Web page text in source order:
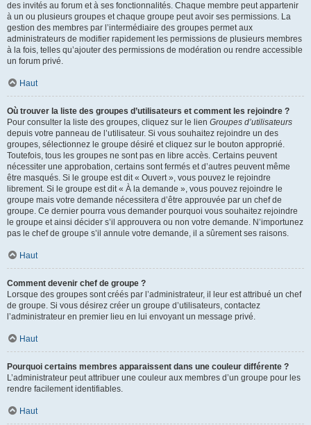
des invités au forum et à ses fonctionnalités. Chaque membre peut appartenir
à un ou plusieurs groupes et chaque groupe peut avoir ses permissions. La
gestion des membres par l’intermédiaire des groupes permet aux
administrateurs de modifier rapidement les permissions de plusieurs membres
à la fois, telles qu’ajouter des permissions de modération ou rendre accessible
un forum privé.
Haut
Où trouver la liste des groupes d’utilisateurs et comment les rejoindre ?
Pour consulter la liste des groupes, cliquez sur le lien Groupes d’utilisateurs
depuis votre panneau de l’utilisateur. Si vous souhaitez rejoindre un des
groupes, sélectionnez le groupe désiré et cliquez sur le bouton approprié.
Toutefois, tous les groupes ne sont pas en libre accès. Certains peuvent
nécessiter une approbation, certains sont fermés et d’autres peuvent même
être masqués. Si le groupe est dit « Ouvert », vous pouvez le rejoindre
librement. Si le groupe est dit « À la demande », vous pouvez rejoindre le
groupe mais votre demande nécessitera d’être approuvée par un chef de
groupe. Ce dernier pourra vous demander pourquoi vous souhaitez rejoindre
le groupe et ainsi décider s’il approuvera ou non votre demande. N’importunez
pas le chef de groupe s’il annule votre demande, il a sûrement ses raisons.
Haut
Comment devenir chef de groupe ?
Lorsque des groupes sont créés par l’administrateur, il leur est attribué un chef
de groupe. Si vous désirez créer un groupe d’utilisateurs, contactez
l’administrateur en premier lieu en lui envoyant un message privé.
Haut
Pourquoi certains membres apparaissent dans une couleur différente ?
L’administrateur peut attribuer une couleur aux membres d’un groupe pour les
rendre facilement identifiables.
Haut